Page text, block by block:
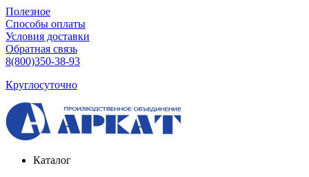
Полезное
Способы оплаты
Условия доставки
Обратная связь
8(800)350-38-93
Круглосуточно
Каталог